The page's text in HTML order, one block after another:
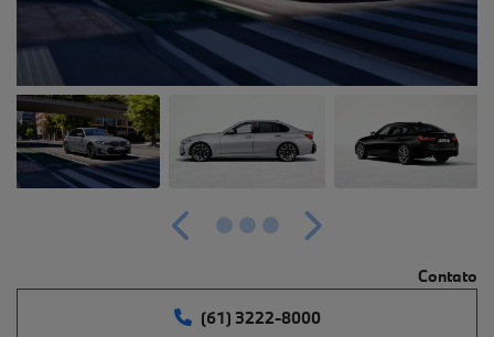
Anterior Próximo
Contato
(61) 3222-8000